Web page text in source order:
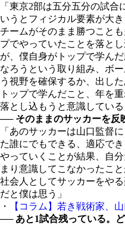
「東京2部は五分五分の試
いうとフィジカル要素が大
チームがそのまま勝つこと
プでやっていたことを落と
が、僕自身がトップで学ん
なろうという取り組み、ボ
う視野を確保するか、出し
トップで学んだこと、年を
落とし込もうと意識している
── そのままのサッカーを反
「あのサッカーは山口監督
た誰にでもできる、適応で
やっていくことが結果、自
まり意識してこなかったこ
社会人としてサッカーをや
だと僕は思う」
・
【コラム】若き戦術家、
── あと1試合残っている。